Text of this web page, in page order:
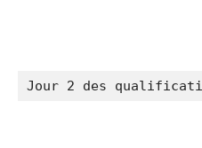
Jour 2 des